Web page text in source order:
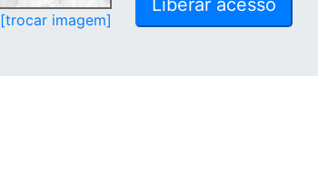
[trocar imagem]